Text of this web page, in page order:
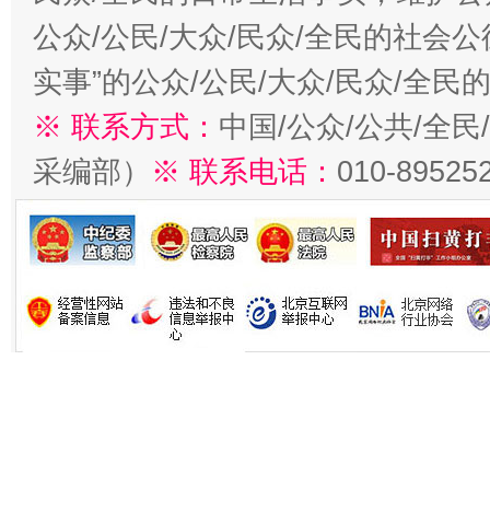
公众/公民/大众/民众/全民的社会公
实事”的公众/公民/大众/民众/全民
※ 联系方式： 中国/公众/公共/全
采编部） ※ 联系电话： 010-